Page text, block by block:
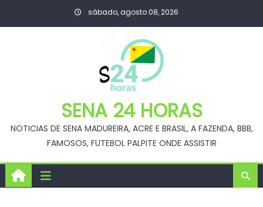
sábado, agosto 08, 2026
SENA 24 HORAS
NOTICIAS DE SENA MADUREIRA, ACRE E BRASIL, A FAZENDA, BBB,
FAMOSOS, FUTEBOL PALPITE ONDE ASSISTIR